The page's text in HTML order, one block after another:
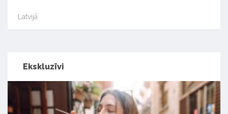
Latvijā
Ekskluzīvi